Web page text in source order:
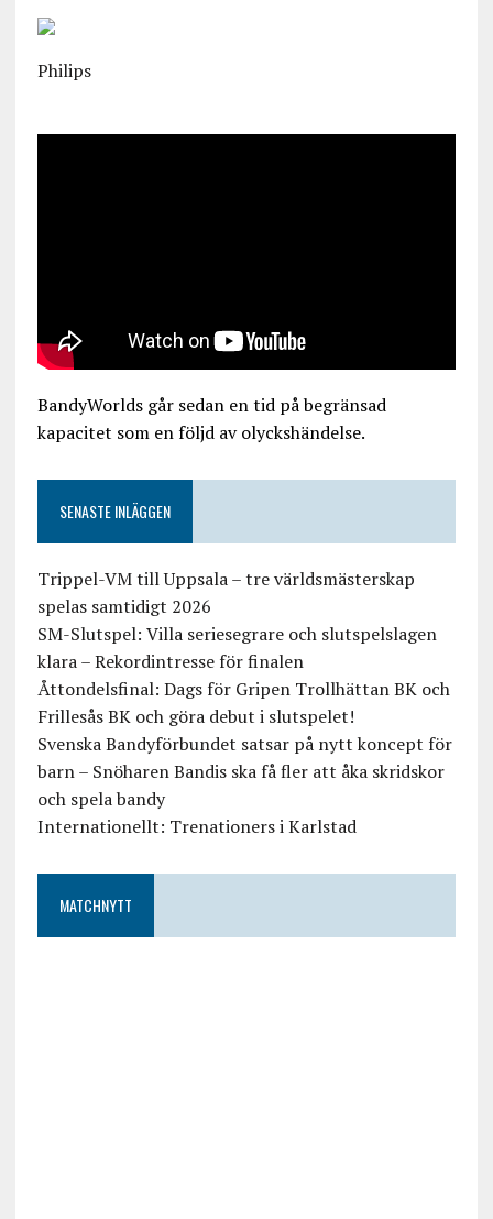
Philips
BandyWorlds går sedan en tid på begränsad
kapacitet som en följd av olyckshändelse.
SENASTE INLÄGGEN
Trippel-VM till Uppsala – tre världsmästerskap
spelas samtidigt 2026
SM-Slutspel: Villa seriesegrare och slutspelslagen
klara – Rekordintresse för finalen
Åttondelsfinal: Dags för Gripen Trollhättan BK och
Frillesås BK och göra debut i slutspelet!
Svenska Bandyförbundet satsar på nytt koncept för
barn – Snöharen Bandis ska få fler att åka skridskor
och spela bandy
Internationellt: Trenationers i Karlstad
MATCHNYTT